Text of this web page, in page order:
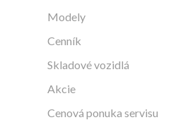
Modely
Cenník
Skladové vozidlá
Akcie
Cenová ponuka servisu